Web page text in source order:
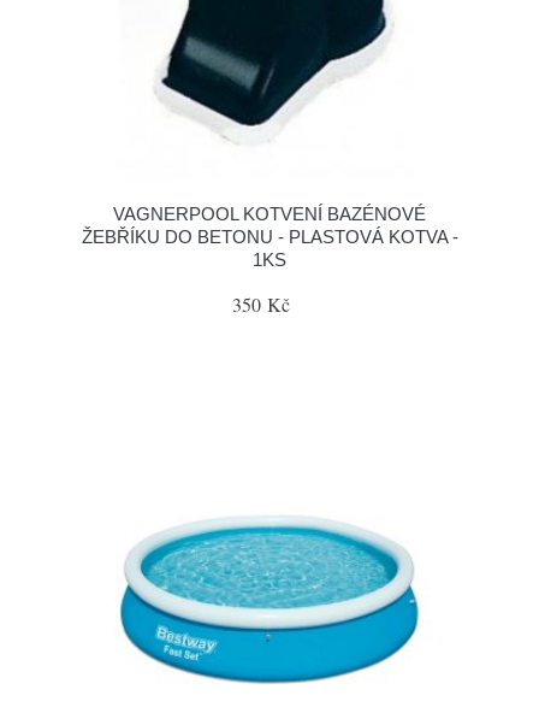
VAGNERPOOL KOTVENÍ BAZÉNOVÉ
ŽEBŘÍKU DO BETONU - PLASTOVÁ KOTVA -
1KS
350 Kč